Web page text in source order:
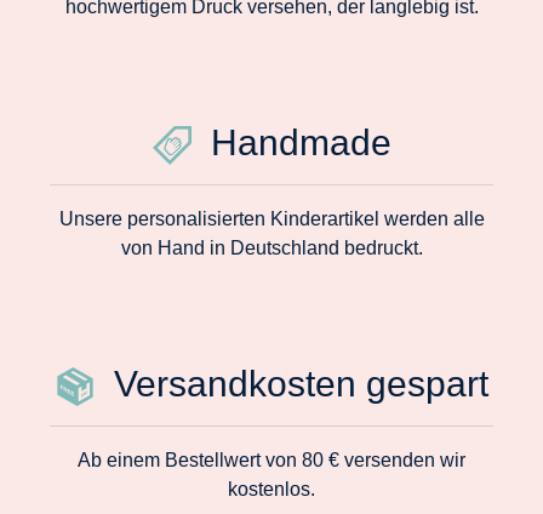
hochwertigem Druck versehen, der langlebig ist.
Handmade
Unsere personalisierten Kinderartikel werden alle
von Hand in Deutschland bedruckt.
Versandkosten gespart
Ab einem Bestellwert von 80 € versenden wir
kostenlos.